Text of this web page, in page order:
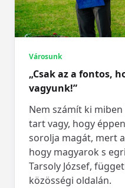
Városunk
„Csak az a fontos,
vagyunk!”
Nem számít ki
tart vagy, hogy
sorolja magát, mert
hogy magyarok s
Tarsoly József,
közösségi oldalán.